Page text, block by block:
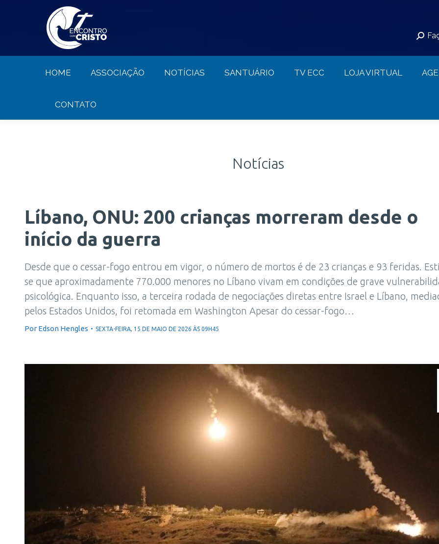
HOME ASSOCIAÇÃO NOTÍCIAS SANTUÁRIO TV ECC LOJA VIRTUAL
CONTATO
Notícias
Líbano, ONU: 200 crianças morreram desde o
início da guerra
Desde que o cessar-fogo entrou em vigor, o número de mortos é de 23 crianças e 93 feridas.
se que aproximadamente 770.000 menores no Líbano vivam em condições de grave
psicológica. Enquanto isso, a terceira rodada de negociações diretas entre Israel e Líbano,
pelos Estados Unidos, foi retomada em Washington Apesar do cessar-fogo…
Por Edson Hengles SEXTA-FEIRA, 15 DE MAIO DE 2026 ÀS 09H45
HOME